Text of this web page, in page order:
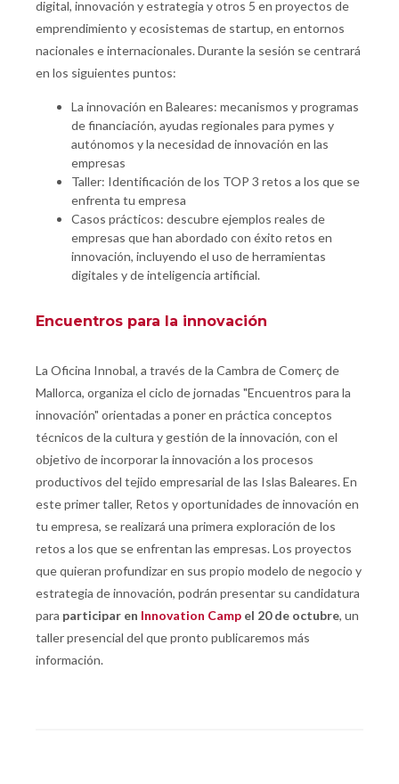
digital, innovación y estrategia y otros 5 en proyectos de
emprendimiento y ecosistemas de startup, en entornos
nacionales e internacionales. Durante la sesión se centrará
en los siguientes puntos:
La innovación en Baleares: mecanismos y programas
de financiación, ayudas regionales para pymes y
autónomos y la necesidad de innovación en las
empresas
Taller: Identificación de los TOP 3 retos a los que se
enfrenta tu empresa
Casos prácticos: descubre ejemplos reales de
empresas que han abordado con éxito retos en
innovación, incluyendo el uso de herramientas
digitales y de inteligencia artificial.
Encuentros para la innovación
La Oficina Innobal, a través de la Cambra de Comerç de
Mallorca, organiza el ciclo de jornadas "Encuentros para la
innovación" orientadas a poner en práctica conceptos
técnicos de la cultura y gestión de la innovación, con el
objetivo de incorporar la innovación a los procesos
productivos del tejido empresarial de las Islas Baleares. En
este primer taller, Retos y oportunidades de innovación en
tu empresa, se realizará una primera exploración de los
retos a los que se enfrentan las empresas. Los proyectos
que quieran profundizar en sus propio modelo de negocio y
estrategia de innovación, podrán presentar su candidatura
para participar en Innovation Camp el 20 de octubre, un
taller presencial del que pronto publicaremos más
información.